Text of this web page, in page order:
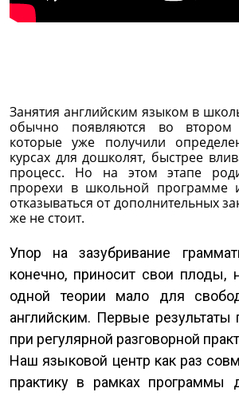
Занятия английским языком в
обычно появляются во втором
которые уже получили
курсах для дошколят, быстрее
процесс. Но на этом этапе
прорехи в школьной программе
отказываться от дополнительных
же не стоит.
Упор на зазубривание
конечно, приносит свои плоды,
одной теории мало для
английским. Первые результаты
при регулярной разговорной
Наш языковой центр как раз
практику в рамках программы